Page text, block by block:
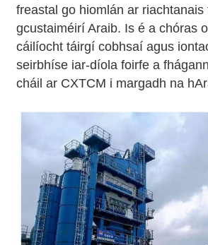
freastal go hiomlán ar
gcustaiméirí Araib. Is é a chóras
cáilíocht táirgí cobhsaí agus
seirbhíse iar-díola foirfe a
cháil ar CXTCM i margadh na